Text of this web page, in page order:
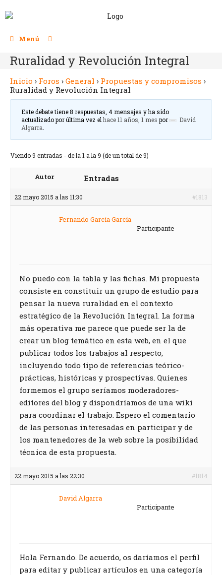
Menú
Ruralidad y Revolución Integral
Inicio › Foros › General › Propuestas y compromisos ›
Ruralidad y Revolución Integral
Este debate tiene 8 respuestas, 4 mensajes y ha sido
actualizado por última vez el hace 11 años, 1 mespor
David
Algarra
Viendo 9 entradas - de la 1 a la 9 (de un total de 9)
Autor Entradas
22 mayo 2015 a las 11:30 #1813
Fernando García García
Participante
No puedo con la tabla y las fichas. Mi propuesta
consiste en constituir un grupo de estudio para
pensar la nueva ruralidad en el contexto
estratégico de la Revolución Integral. La forma
más operativa me parece que puede ser la de
crear un blog temático en esta web, en el que
publicar todos los trabajos al respecto,
incluyendo todo tipo de referencias teórico-
prácticas, históricas y prospectivas. Quienes
formemos el grupo seríamos moderadores-
editores del blog y dispondríamos de una wiki
para coordinar el trabajo. Espero el comentario
de las personas interesadas en participar y de
los mantenedores de la web sobre la posibilidad
técnica de esta propuesta.
22 mayo 2015 a las 22:30 #1814
David Algarra
Participante
Hola Fernando. De acuerdo, os daríamos el perfil
para editar y publicar artículos en una categoría